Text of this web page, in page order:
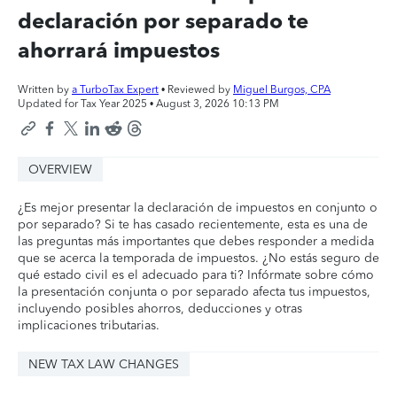
declaración por separado te
ahorrará impuestos
Written by a TurboTax Expert • Reviewed by Miguel Burgos, CPA
Updated for Tax Year 2025 • August 3, 2026 10:13 PM
OVERVIEW
¿Es mejor presentar la declaración de impuestos en conjunto o
por separado? Si te has casado recientemente, esta es una de
las preguntas más importantes que debes responder a medida
que se acerca la temporada de impuestos. ¿No estás seguro de
qué estado civil es el adecuado para ti? Infórmate sobre cómo
la presentación conjunta o por separado afecta tus impuestos,
incluyendo posibles ahorros, deducciones y otras
implicaciones tributarias.
NEW TAX LAW CHANGES